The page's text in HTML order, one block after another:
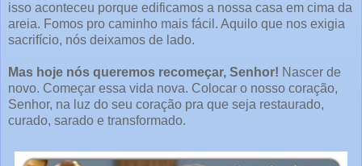
isso aconteceu porque edificamos a nossa casa em cima da
areia. Fomos pro caminho mais fácil. Aquilo que nos exigia
sacrifício, nós deixamos de lado.
Mas hoje nós queremos recomeçar, Senhor! Nascer de
novo. Começar essa vida nova. Colocar o nosso coração,
Senhor, na luz do seu coração pra que seja restaurado,
curado, sarado e transformado.